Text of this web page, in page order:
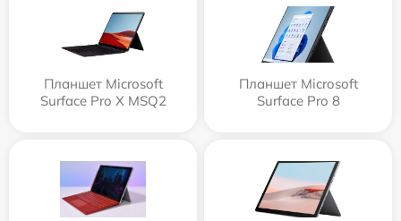
Планшет Microsoft
Surface Pro X MSQ2
Планшет Microsoft
Surface Pro 8